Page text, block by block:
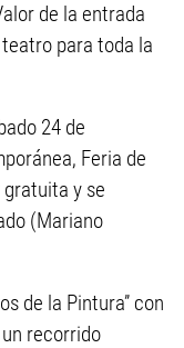
de la entrada
para toda la
24 de
Feria de
y se
(Mariano
de la Pintura” con
recorrido